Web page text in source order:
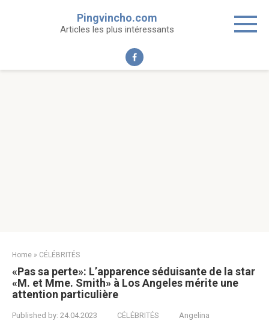
Pingvincho.com
Articles les plus intéressants
Home » CÉLÉBRITÉS
«Pas sa perte»: L’apparence séduisante de la star
«M. et Mme. Smith» à Los Angeles mérite une
attention particulière
Published by: 24.04.2023 CÉLÉBRITÉS Angelina